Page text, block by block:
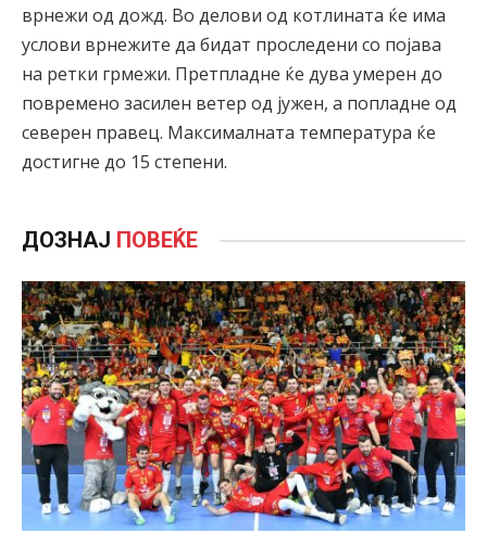
врнежи од дожд. Во делови од котлината ќе има
услови врнежите да бидат проследени со појава
на ретки грмежи. Претпладне ќе дува умерен до
повремено засилен ветер од јужен, а попладне од
северен правец. Максималната температура ќе
достигне до 15 степени.
ДОЗНАЈ ПОВЕЌЕ